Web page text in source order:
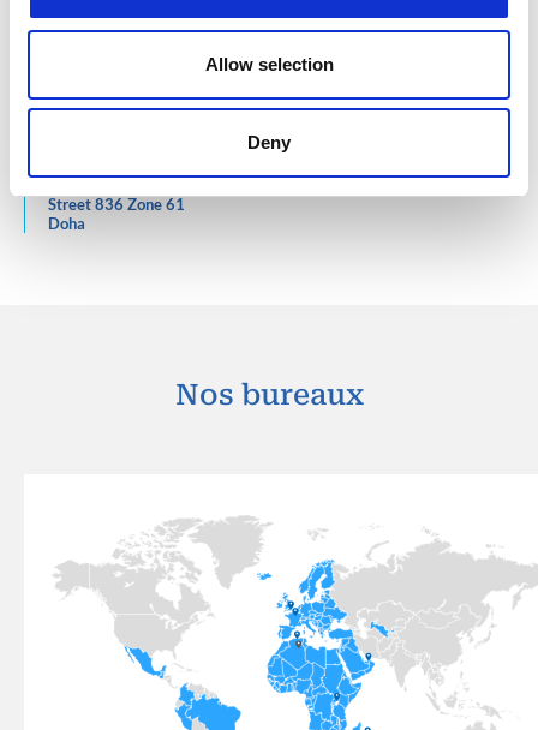
Allow selection
Deny
No 314/R, Bairro 2
Chimoio
Street 836 Zone 61
Doha
Nos bureaux